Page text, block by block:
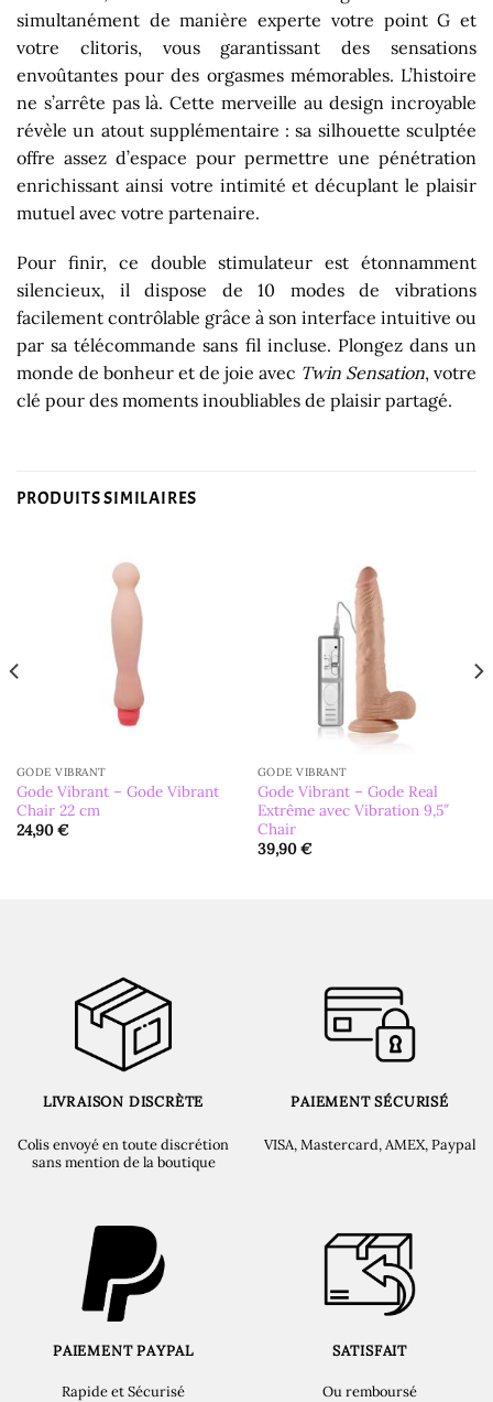
simultanément de manière experte votre point G et
votre clitoris, vous garantissant des sensations
envoûtantes pour des orgasmes mémorables. L’histoire
ne s’arrête pas là. Cette merveille au design incroyable
révèle un atout supplémentaire : sa silhouette sculptée
offre assez d’espace pour permettre une pénétration
enrichissant ainsi votre intimité et décuplant le plaisir
mutuel avec votre partenaire.
Pour finir, ce double stimulateur est étonnamment
silencieux, il dispose de 10 modes de vibrations
facilement contrôlable grâce à son interface intuitive ou
par sa télécommande sans fil incluse. Plongez dans un
monde de bonheur et de joie avec Twin Sensation, votre
clé pour des moments inoubliables de plaisir partagé.
PRODUITS SIMILAIRES
GODE VIBRANT
Gode Vibrant – Gode Vibrant
Chair 22 cm
24,90€
GODE VIBRANT
Gode Vibrant – Gode Real
Extrême avec Vibration 9,5″
Chair
39,90€
LIVRAISON DISCRÈTE
Colis envoyé en toute discrétion
sans mention de la boutique
PAIEMENT SÉCURISÉ
VISA, Mastercard, AMEX, Paypal
PAIEMENT PAYPAL
Rapide et Sécurisé
SATISFAIT
Ou remboursé